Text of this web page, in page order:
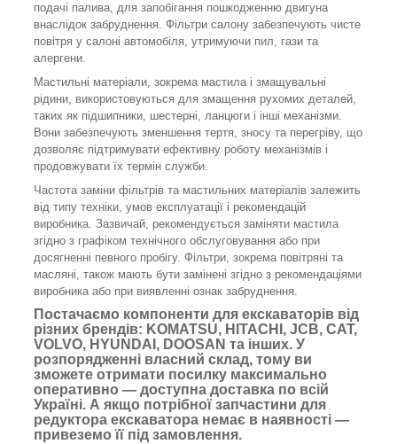
подачі палива, для запобігання пошкодженню двигуна
внаслідок забруднення. Фільтри салону забезпечують чисте
повітря у салоні автомобіля, утримуючи пил, гази та
алергени.
Мастильні матеріали, зокрема мастила і змащувальні
рідини, використовуються для змащення рухомих деталей,
таких як підшипники, шестерні, ланцюги і інші механізми.
Вони забезпечують зменшення тертя, зносу та перегріву, що
дозволяє підтримувати ефективну роботу механізмів і
продовжувати їх термін служби.
Частота заміни фільтрів та мастильних матеріалів залежить
від типу техніки, умов експлуатації і рекомендацій
виробника. Зазвичай, рекомендується заміняти мастила
згідно з графіком технічного обслуговування або при
досягненні певного пробігу. Фільтри, зокрема повітряні та
масляні, також мають бути замінені згідно з рекомендаціями
виробника або при виявленні ознак забруднення.
Постачаємо компоненти для екскаваторів від
різних брендів: KOMATSU, HITACHI, JCB, CAT,
VOLVO, HYUNDAI, DOOSAN та інших. У
розпорядженні власний склад, тому ви
зможете отримати посилку максимально
оперативно — доступна доставка по всій
Україні. А якщо потрібної запчастини для
редуктора екскаватора немає в наявності —
привеземо її під замовлення.